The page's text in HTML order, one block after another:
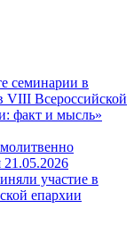
семинарии в
VIII Всероссийской
факт и мысль»
21.05.2026
участие в
епархии